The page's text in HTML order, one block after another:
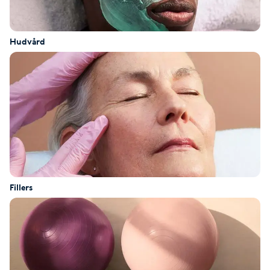
D
Damklippning
Dermapen
Diamantslipning
E
Enzympeeling
Extensions
Extensions borttagning
Eyeliner-tatuering
Hudvård
Fillers